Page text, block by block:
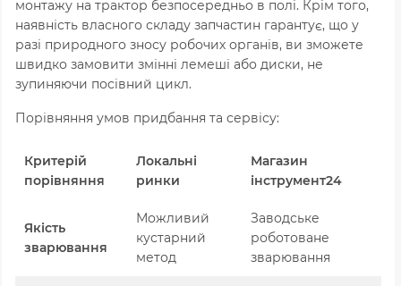
монтажу на трактор безпосередньо в полі. Крім того,
наявність власного складу запчастин гарантує, що у
разі природного зносу робочих органів, ви зможете
швидко замовити змінні лемеші або диски, не
зупиняючи посівний цикл.
Порівняння умов придбання та сервісу:
Критерій
порівняння
Локальні
ринки
Магазин
інструмент24
Якість
зварювання
Можливий
кустарний
метод
Заводське
роботоване
зварювання